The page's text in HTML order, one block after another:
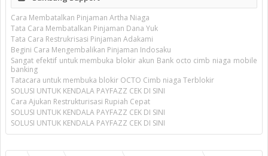
Cara Membatalkan Pinjaman Artha Niaga
Tata Cara Membatalkan Pinjaman Dana Yuk
Tata Cara Restrukrisasi Pinjaman Adakami
Begini Cara Mengembalikan Pinjaman Indosaku
Sangat efektif untuk membuka blokir akun Bank octo cimb niaga mobile
banking
Tatacara untuk membuka blokir OCTO Cimb niaga Terblokir
SOLUSI UNTUK KENDALA PAYFAZZ CEK DI SINI
Cara Ajukan Restrukturisasi Rupiah Cepat
SOLUSI UNTUK KENDALA PAYFAZZ CEK DI SINI
SOLUSI UNTUK KENDALA PAYFAZZ CEK DI SINI